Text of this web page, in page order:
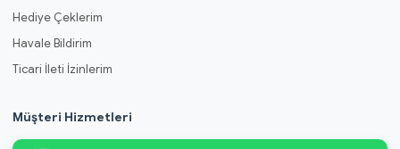
Hediye Çeklerim
Havale Bildirim
Ticari İleti İzinlerim
Müşteri Hizmetleri